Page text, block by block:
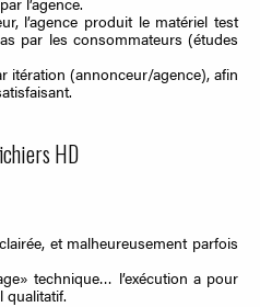
l’agence produit le matériel test
par les consommateurs (études
itération (annonceur/agence), afin
HD
et malheureusement parfois
technique… l’exécution a pour
qualitatif.